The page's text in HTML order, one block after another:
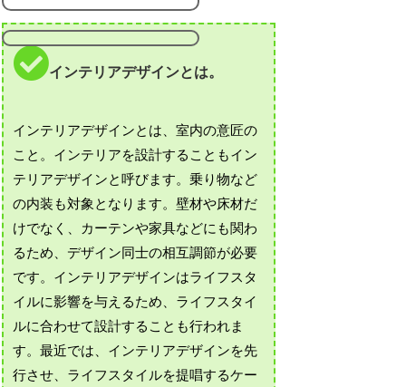
インテリアデザインとは。
インテリアデザインとは、室内の意匠の
こと。インテリアを設計することもイン
テリアデザインと呼びます。乗り物など
の内装も対象となります。壁材や床材だ
けでなく、カーテンや家具などにも関わ
るため、デザイン同士の相互調節が必要
です。インテリアデザインはライフスタ
イルに影響を与えるため、ライフスタイ
ルに合わせて設計することも行われま
す。最近では、インテリアデザインを先
行させ、ライフスタイルを提唱するケー